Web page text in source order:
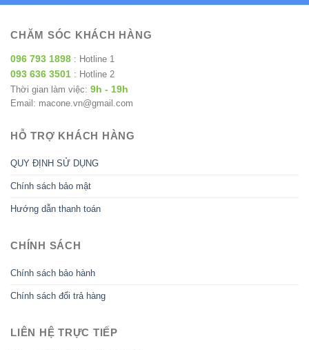
CHĂM SÓC KHÁCH HÀNG
096 793 1898 : Hotline 1
093 636 3501 : Hotline 2
Thời gian làm việc: 9h - 19h
Email: macone.vn@gmail.com
HỖ TRỢ KHÁCH HÀNG
QUY ĐỊNH SỬ DỤNG
Chính sách bảo mật
Hướng dẫn thanh toán
CHÍNH SÁCH
Chính sách bảo hành
Chính sách đổi trả hàng
LIÊN HỆ TRỰC TIẾP